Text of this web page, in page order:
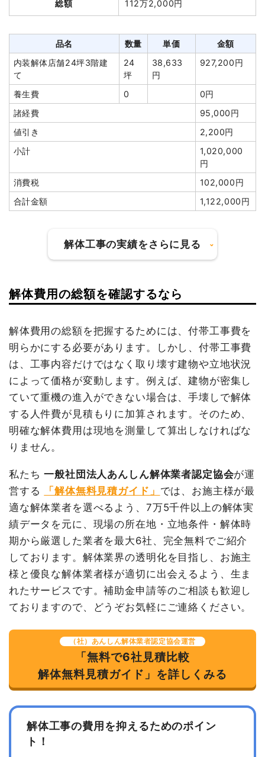
合計金額
715,000円
円
88,500円
値引き
2,820円
小計
消費税
168,800円
合計金額
2,278,800
円
建物の種類/構造 鉄骨造事務所兼住宅2階建て
建物解体費用 185万2,000円
鉄骨造事務所兼住宅72坪2階
建て
72
坪
25,722
円
1,852,000
円
1式
307,000円
浄化槽・便槽撤去
1式
40,000円
埋戻し
1式
462,000円
諸経費
100,000円
値引き
小計
2,761,000
円
消費税
276,100円
合計金額
3,037,100
円
総額 112万2,000円
品名 数量 単価
金額
内装解体店舗24坪3階建
て
24
坪
38,633
円
927,200円
養生費 0
0円
諸経費
95,000円
値引き
2,200円
小計
1,020,000
円
消費税
102,000円
合計金額
1,122,000円
解体工事の実績をさらに見る
建物の種類/構造 内装解体店舗3階建て
建物解体費用 131万1,500円
総額 158万4,000円
品名 数量 単価
金額
内装解体店舗24坪3階建
て
24
54,646
1,311,500円
諸経費
131,150円
値引き
2,650円
小計
1,440,000
円
消費税
144,000円
合計金額
1,584,000
建物の種類/構造 内装解体店舗1階建て
坪数 24坪
総額 82万5,000円
解体費用の総額を確認するなら
解体費用の総額を把握するためには、付帯工事費を
明らかにする必要があります。しかし、付帯工事費
は、工事内容だけではなく取り壊す建物や立地状況
によって価格が変動します。例えば、建物が密集し
ていて重機の進入ができない場合は、手壊しで解体
する人件費が見積もりに加算されます。そのため、
明確な解体費用は現地を測量して算出しなければな
りません。
私たち一般社団法人あんしん解体業者認定協会が運
営する
「解体無料見積ガイド」 では、お施主様が最
適な解体業者を選べるよう、7万5千件以上の解体実
績データを元に、現場の所在地・立地条件・解体時
期から厳選した業者を最大6社、完全無料でご紹介
しております。解体業界の透明化を目指し、お施主
様と優良な解体業者様が適切に出会えるよう、生ま
れたサービスです。補助金申請等のご相談も歓迎し
ておりますので、どうぞお気軽にご連絡ください。
（社）あんしん解体業者認定協会運営
「無料で6社見積比較
解体無料見積ガイド」を詳しくみる
解体工事の費用を抑えるためのポイン
ト！